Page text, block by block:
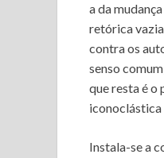
a da
retórica
contra os
senso
que resta é o
iconoclástica
Instala-se a